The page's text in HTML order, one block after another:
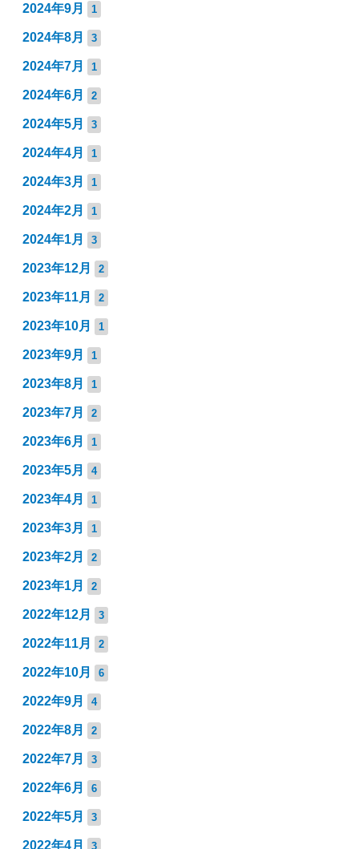
2024年9月 1
2024年8月 3
2024年7月 1
2024年6月 2
2024年5月 3
2024年4月 1
2024年3月 1
2024年2月 1
2024年1月 3
2023年12月 2
2023年11月 2
2023年10月 1
2023年9月 1
2023年8月 1
2023年7月 2
2023年6月 1
2023年5月 4
2023年4月 1
2023年3月 1
2023年2月 2
2023年1月 2
2022年12月 3
2022年11月 2
2022年10月 6
2022年9月 4
2022年8月 2
2022年7月 3
2022年6月 6
2022年5月 3
2022年4月 3